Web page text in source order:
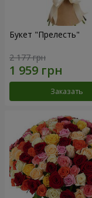
Букет "Прелесть"
2 177 грн
Заказать